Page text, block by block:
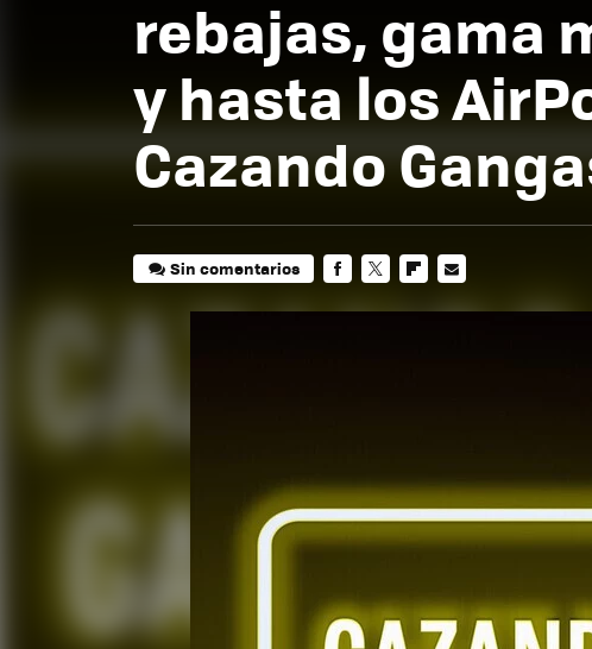
rebajas, gama
y hasta los
Cazando
Sin comentarios